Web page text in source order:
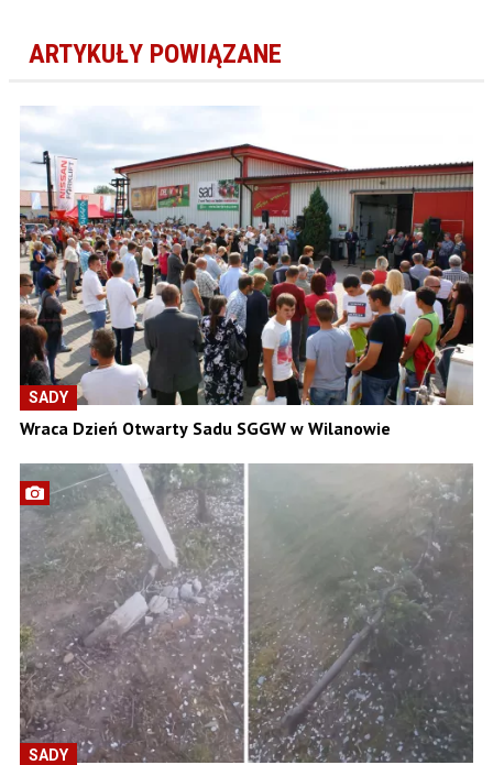
ARTYKUŁY POWIĄZANE
SADY
Wraca Dzień Otwarty Sadu SGGW w Wilanowie
SADY